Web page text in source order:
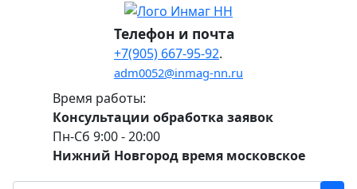
Телефон и почта
+7(905) 667-95-92.
adm0052@inmag-nn.ru
Время работы:
Консультации обработка заявок
Пн-Сб 9:00 - 20:00
Нижний Новгород время московское